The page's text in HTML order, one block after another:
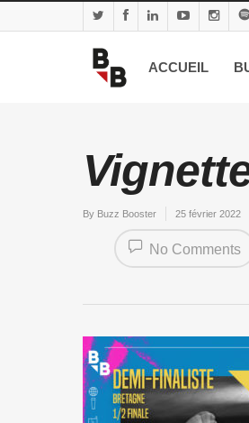
ACCUEIL
By Buzz Booster 25 février 2022
No Comments